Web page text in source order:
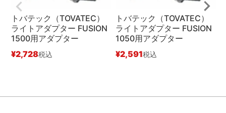
トバテック（TOVATEC）
ライトアダプター FUSION
1500用アダプター
¥2,728税込
トバテック（TOVATEC）
ライトアダプター FUSION
1050用アダプター
¥2,591税込